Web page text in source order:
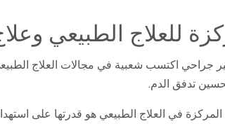
للعلاج الطبيعي
جراحي اكتسب شعبية في مجالات العلاج
تدفق الدم.
المركزة في العلاج الطبيعي هو قدرتها على